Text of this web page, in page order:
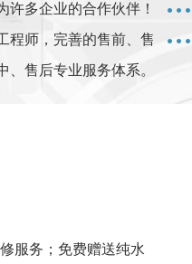
许多企业的合作伙伴！
程师，完善的售前、售
、售后专业服务体系。
服务；免费赠送纯水